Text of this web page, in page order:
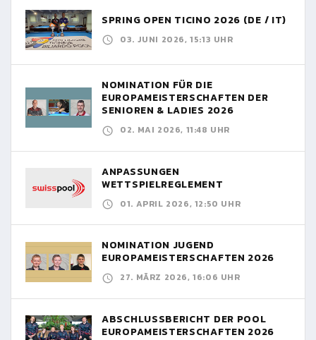
SPRING OPEN TICINO 2026 (DE / IT)
03. JUNI 2026, 15:13 UHR
NOMINATION FÜR DIE
EUROPAMEISTERSCHAFTEN DER
SENIOREN & LADIES 2026
02. MAI 2026, 11:48 UHR
ANPASSUNGEN
WETTSPIELREGLEMENT
01. APRIL 2026, 12:50 UHR
NOMINATION JUGEND
EUROPAMEISTERSCHAFTEN 2026
27. MÄRZ 2026, 16:06 UHR
ABSCHLUSSBERICHT DER POOL
EUROPAMEISTERSCHAFTEN 2026